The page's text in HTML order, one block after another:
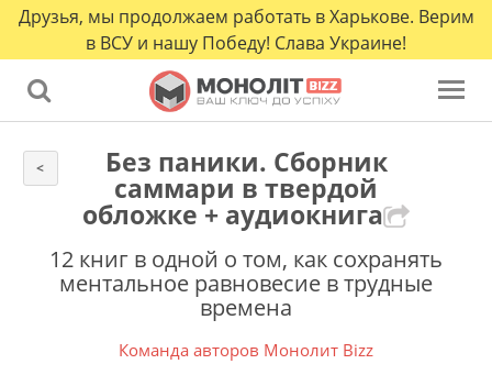
Друзья, мы продолжаем работать в Харькове. Верим
в ВСУ и нашу Победу! Слава Украине!
< Без паники. Сборник
саммари в твердой
обложке + аудиокнига
12 книг в одной о том, как сохранять
ментальное равновесие в трудные
времена
Команда авторов Монолит Bizz